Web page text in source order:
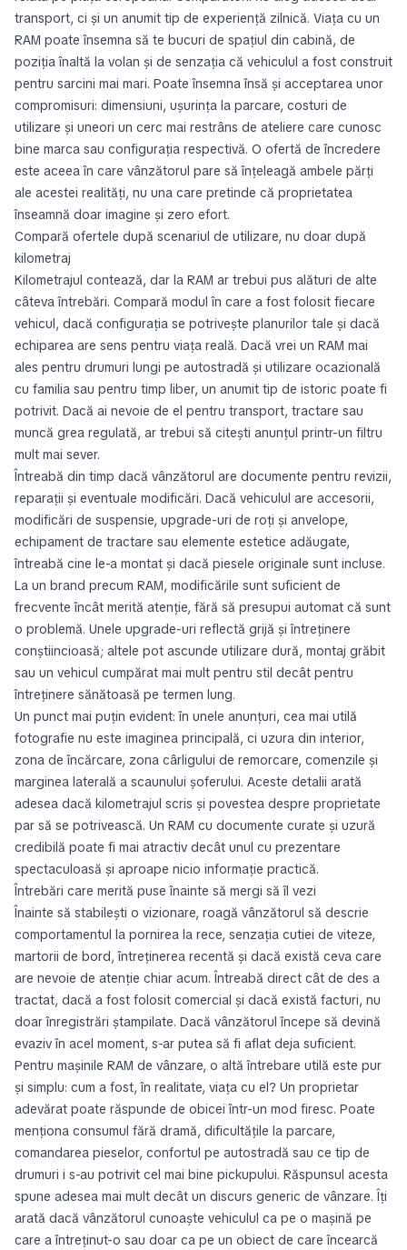
transport, ci și un anumit tip de experiență zilnică. Viața cu un
RAM poate însemna să te bucuri de spațiul din cabină, de
poziția înaltă la volan și de senzația că vehiculul a fost construit
pentru sarcini mai mari. Poate însemna însă și acceptarea unor
compromisuri: dimensiuni, ușurința la parcare, costuri de
utilizare și uneori un cerc mai restrâns de ateliere care cunosc
bine marca sau configurația respectivă. O ofertă de încredere
este aceea în care vânzătorul pare să înțeleagă ambele părți
ale acestei realități, nu una care pretinde că proprietatea
înseamnă doar imagine și zero efort.
Compară ofertele după scenariul de utilizare, nu doar după
kilometraj
Kilometrajul contează, dar la RAM ar trebui pus alături de alte
câteva întrebări. Compară modul în care a fost folosit fiecare
vehicul, dacă configurația se potrivește planurilor tale și dacă
echiparea are sens pentru viața reală. Dacă vrei un RAM mai
ales pentru drumuri lungi pe autostradă și utilizare ocazională
cu familia sau pentru timp liber, un anumit tip de istoric poate fi
potrivit. Dacă ai nevoie de el pentru transport, tractare sau
muncă grea regulată, ar trebui să citești anunțul printr-un filtru
mult mai sever.
Întreabă din timp dacă vânzătorul are documente pentru revizii,
reparații și eventuale modificări. Dacă vehiculul are accesorii,
modificări de suspensie, upgrade-uri de roți și anvelope,
echipament de tractare sau elemente estetice adăugate,
întreabă cine le-a montat și dacă piesele originale sunt incluse.
La un brand precum RAM, modificările sunt suficient de
frecvente încât merită atenție, fără să presupui automat că sunt
o problemă. Unele upgrade-uri reflectă grijă și întreținere
conștiincioasă; altele pot ascunde utilizare dură, montaj grăbit
sau un vehicul cumpărat mai mult pentru stil decât pentru
întreținere sănătoasă pe termen lung.
Un punct mai puțin evident: în unele anunțuri, cea mai utilă
fotografie nu este imaginea principală, ci uzura din interior,
zona de încărcare, zona cârligului de remorcare, comenzile și
marginea laterală a scaunului șoferului. Aceste detalii arată
adesea dacă kilometrajul scris și povestea despre proprietate
par să se potrivească. Un RAM cu documente curate și uzură
credibilă poate fi mai atractiv decât unul cu prezentare
spectaculoasă și aproape nicio informație practică.
Întrebări care merită puse înainte să mergi să îl vezi
Înainte să stabilești o vizionare, roagă vânzătorul să descrie
comportamentul la pornirea la rece, senzația cutiei de viteze,
martorii de bord, întreținerea recentă și dacă există ceva care
are nevoie de atenție chiar acum. Întreabă direct cât de des a
tractat, dacă a fost folosit comercial și dacă există facturi, nu
doar înregistrări ștampilate. Dacă vânzătorul începe să devină
evaziv în acel moment, s-ar putea să fi aflat deja suficient.
Pentru mașinile RAM de vânzare, o altă întrebare utilă este pur
și simplu: cum a fost, în realitate, viața cu el? Un proprietar
adevărat poate răspunde de obicei într-un mod firesc. Poate
menționa consumul fără dramă, dificultățile la parcare,
comandarea pieselor, confortul pe autostradă sau ce tip de
drumuri i s-au potrivit cel mai bine pickupului. Răspunsul acesta
spune adesea mai mult decât un discurs generic de vânzare. Îți
arată dacă vânzătorul cunoaște vehiculul ca pe o mașină pe
care a întreținut-o sau doar ca pe un obiect de care încearcă